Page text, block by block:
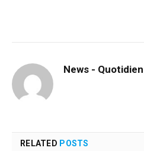
News - Quotidien
RELATED POSTS